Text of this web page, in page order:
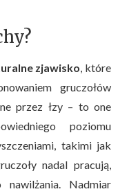
zjawisko, które
gruczołów
przez łzy – to one
poziomu
takimi jak
nadal pracują,
Nadmiar